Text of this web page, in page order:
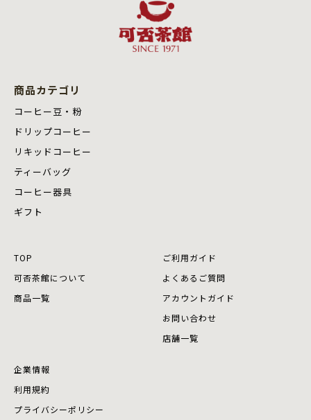
商品カテゴリ
コーヒー豆・粉
ドリップコーヒー
リキッドコーヒー
ティーバッグ
コーヒー器具
ギフト
TOP
可否茶館について
商品⼀覧
ご利用ガイド
よくあるご質問
アカウントガイド
お問い合わせ
店舗⼀覧
企業情報
利用規約
プライバシーポリシー